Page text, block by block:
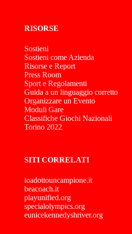
RISORSE
Sostieni
Sostieni come Azienda
Risorse e Report
Press Room
Sport e Regolamenti
Guida a un linguaggio corretto
Organizzare un Evento
Moduli Gare
Classifiche Giochi Nazionali
Torino 2022
SITI CORRELATI
ioadottouncampione.it
beacoach.it
playunified.org
specialolympics.org
eunicekennedyshriver.org